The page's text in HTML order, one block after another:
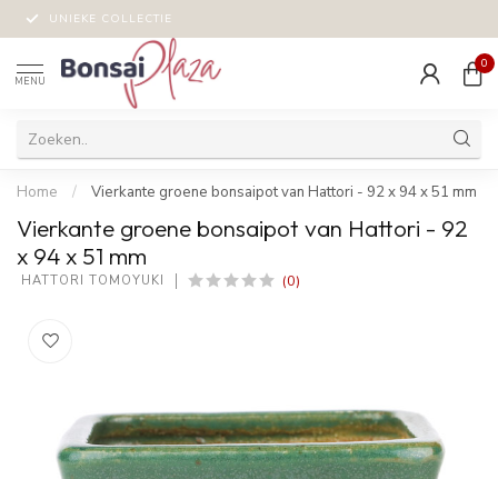
UNIEKE COLLECTIE
MENU
0
Home / Vierkante groene bonsaipot van Hattori - 92 x 94 x 51 mm
Vierkante groene bonsaipot van Hattori - 92
x 94 x 51 mm
HATTORI TOMOYUKI (0)